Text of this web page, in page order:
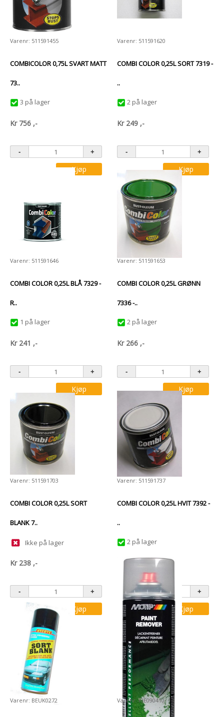
Varenr: 511591455
COMBICOLOR 0,75L SVART MATT
73..
3 på lager
Kr 756 ,-
Kjøp
Varenr: 511591620
COMBI COLOR 0,25L SORT 7319 -
..
2 på lager
Kr 249 ,-
Kjøp
Varenr: 511591646
COMBI COLOR 0,25L BLÅ 7329 -
R..
1 på lager
Kr 241 ,-
Kjøp
Varenr: 511591653
COMBI COLOR 0,25L GRØNN
7336 -..
2 på lager
Kr 266 ,-
Kjøp
Varenr: 511591703
COMBI COLOR 0,25L SORT
BLANK 7..
Ikke på lager
Kr 238 ,-
Kjøp
Varenr: 511591737
COMBI COLOR 0,25L HVIT 7392 -
..
2 på lager
Kr299
Kjøp
Varenr: BEUK0272 Varenr: KJE090410